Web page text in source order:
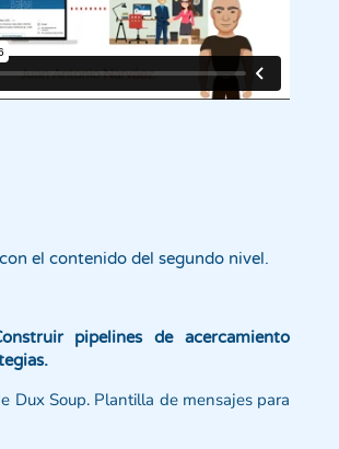
el contenido del segundo nivel.
pipelines de acercamiento
Dux Soup. Plantilla de mensajes para